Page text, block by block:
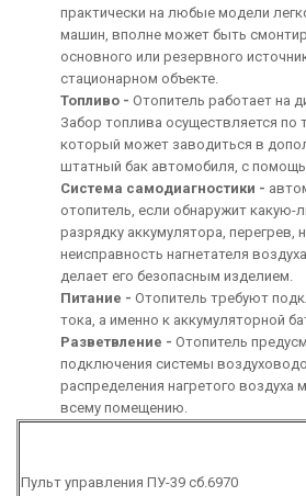
практически на любые модели
машин, вполне может быть
основного или резервного
стационарном объекте.
Топливо - Отопитель работает на
Забор топлива осуществляется по
который может заводиться в
штатный бак автомобиля, с
Система самодиагностики -
отопитель, если обнаружит какую-
разрядку аккумулятора, перегрев,
неисправность нагнетателя
делает его безопасным изделием.
Питание - Отопитель требуют
тока, а именно к аккумуляторной
Разветвление - Отопитель
подключения системы
распределения нагретого воздуха
всему помещению.
Пульт управления ПУ-39 сб.6970